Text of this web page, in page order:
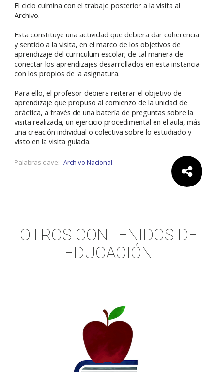
El ciclo culmina con el trabajo posterior a la visita al
Archivo.
Esta constituye una actividad que debiera dar coherencia
y sentido a la visita, en el marco de los objetivos de
aprendizaje del curriculum escolar; de tal manera de
conectar los aprendizajes desarrollados en esta instancia
con los propios de la asignatura.
Para ello, el profesor debiera reiterar el objetivo de
aprendizaje que propuso al comienzo de la unidad de
práctica, a través de una batería de preguntas sobre la
visita realizada, un ejercicio procedimental en el aula, más
una creación individual o colectiva sobre lo estudiado y
visto en la visita guiada.
Palabras clave: Archivo Nacional
OTROS CONTENIDOS DE
EDUCACIÓN